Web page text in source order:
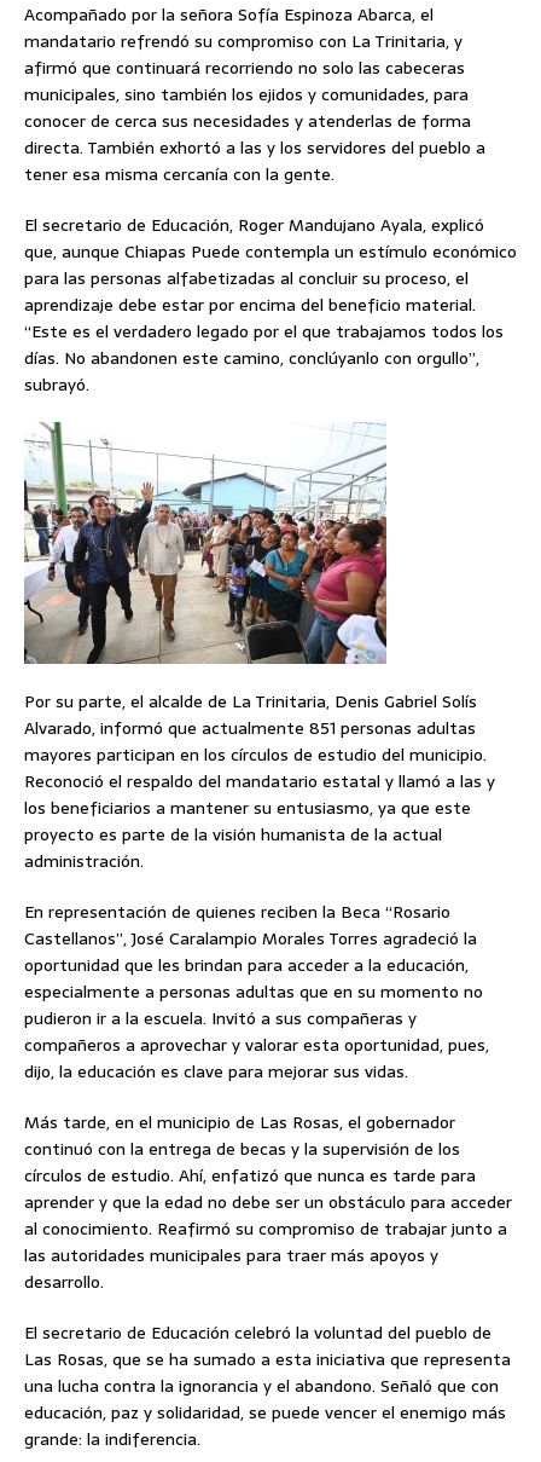
Acompañado por la señora Sofía Espinoza Abarca, el
mandatario refrendó su compromiso con La Trinitaria, y
afirmó que continuará recorriendo no solo las cabeceras
municipales, sino también los ejidos y comunidades, para
conocer de cerca sus necesidades y atenderlas de forma
directa. También exhortó a las y los servidores del pueblo a
tener esa misma cercanía con la gente.
El secretario de Educación, Roger Mandujano Ayala, explicó
que, aunque Chiapas Puede contempla un estímulo económico
para las personas alfabetizadas al concluir su proceso, el
aprendizaje debe estar por encima del beneficio material.
“Este es el verdadero legado por el que trabajamos todos los
días. No abandonen este camino, conclúyanlo con orgullo”,
subrayó.
Por su parte, el alcalde de La Trinitaria, Denis Gabriel Solís
Alvarado, informó que actualmente 851 personas adultas
mayores participan en los círculos de estudio del municipio.
Reconoció el respaldo del mandatario estatal y llamó a las y
los beneficiarios a mantener su entusiasmo, ya que este
proyecto es parte de la visión humanista de la actual
administración.
En representación de quienes reciben la Beca “Rosario
Castellanos”, José Caralampio Morales Torres agradeció la
oportunidad que les brindan para acceder a la educación,
especialmente a personas adultas que en su momento no
pudieron ir a la escuela. Invitó a sus compañeras y
compañeros a aprovechar y valorar esta oportunidad, pues,
dijo, la educación es clave para mejorar sus vidas.
Más tarde, en el municipio de Las Rosas, el gobernador
continuó con la entrega de becas y la supervisión de los
círculos de estudio. Ahí, enfatizó que nunca es tarde para
aprender y que la edad no debe ser un obstáculo para acceder
al conocimiento. Reafirmó su compromiso de trabajar junto a
las autoridades municipales para traer más apoyos y
desarrollo.
El secretario de Educación celebró la voluntad del pueblo de
Las Rosas, que se ha sumado a esta iniciativa que representa
una lucha contra la ignorancia y el abandono. Señaló que con
educación, paz y solidaridad, se puede vencer el enemigo más
grande: la indiferencia.